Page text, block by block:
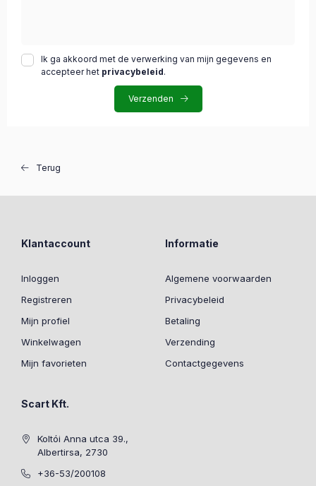
Ik ga akkoord met de verwerking van mijn gegevens en
accepteer het privacybeleid.
Verzenden
Terug
Klantaccount
Inloggen
Registreren
Mijn profiel
Winkelwagen
Mijn favorieten
Informatie
Algemene voorwaarden
Privacybeleid
Betaling
Verzending
Contactgegevens
Scart Kft.
Koltói Anna utca 39.,
Albertirsa, 2730
+36-53/200108